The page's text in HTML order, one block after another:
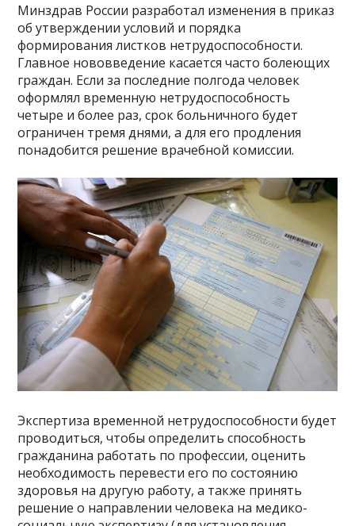
Минздрав России разработал изменения в приказ
об утверждении условий и порядка
формирования листков нетрудоспособности.
Главное нововведение касается часто болеющих
граждан. Если за последние полгода человек
оформлял временную нетрудоспособность
четыре и более раз, срок больничного будет
ограничен тремя днями, а для его продления
понадобится решение врачебной комиссии.
Экспертиза временной нетрудоспособности будет
проводиться, чтобы определить способность
гражданина работать по профессии, оценить
необходимость перевести его по состоянию
здоровья на другую работу, а также принять
решение о направлении человека на медико-